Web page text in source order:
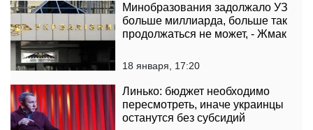
Минобразования задолжало УЗ
больше миллиарда, больше так
продолжаться не может, - Жмак
18 января, 17:20
Линько: бюджет необходимо
пересмотреть, иначе украинцы
останутся без субсидий